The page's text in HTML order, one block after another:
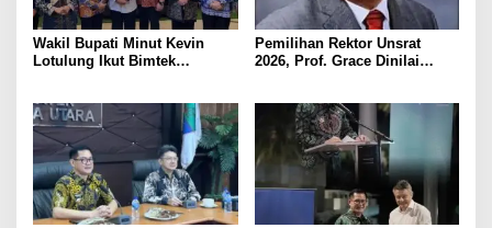
Wakil Bupati Minut Kevin
Lotulung Ikut Bimtek
Pemilihan Rektor Unsrat
2026, Prof. Grace Dinilai